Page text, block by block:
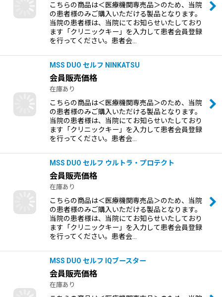
こちらの商品は＜医療機関専売品＞のため、当院
の患者様のみご購入いただける製品となります。
当院の患者様は、当院にてお知らせいたしており
ます「クリニックキー」を入力して患者会員登録
を行ってください。患者会…
MSS DUO セルフ NINKATSU
会員販売価格
在庫あり
こちらの商品は＜医療機関専売品＞のため、当院
の患者様のみご購入いただける製品となります。
当院の患者様は、当院にてお知らせいたしており
ます「クリニックキー」を入力して患者会員登録
を行ってください。患者会…
MSS DUO セルフ ウルトラ・プロテクト
会員販売価格
在庫あり
こちらの商品は＜医療機関専売品＞のため、当院
の患者様のみご購入いただける製品となります。
当院の患者様は、当院にてお知らせいたしており
ます「クリニックキー」を入力して患者会員登録
を行ってください。患者会…
MSS DUO セルフ IQブースター
会員販売価格
在庫あり